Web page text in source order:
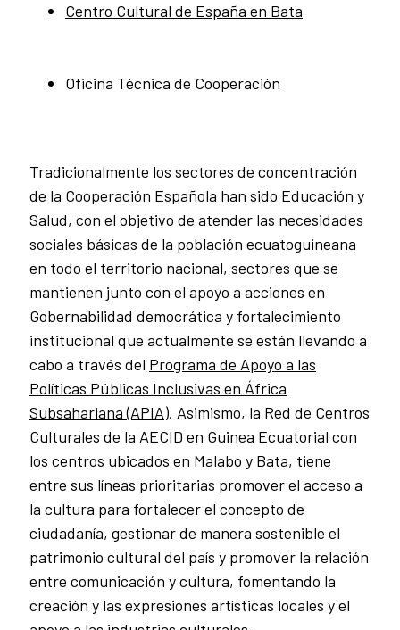
Centro Cultural de España en Bata
Oficina Técnica de Cooperación
Tradicionalmente los sectores de concentración
de la Cooperación Española han sido Educación y
Salud, con el objetivo de atender las necesidades
sociales básicas de la población ecuatoguineana
en todo el territorio nacional, sectores que se
mantienen junto con el apoyo a acciones en
Gobernabilidad democrática y fortalecimiento
institucional que actualmente se están llevando a
cabo a través del Programa de Apoyo a las
Políticas Públicas Inclusivas en África
Subsahariana (APIA). Asimismo, la Red de Centros
Culturales de la AECID en Guinea Ecuatorial con
los centros ubicados en Malabo y Bata, tiene
entre sus líneas prioritarias promover el acceso a
la cultura para fortalecer el concepto de
ciudadanía, gestionar de manera sostenible el
patrimonio cultural del país y promover la relación
entre comunicación y cultura, fomentando la
creación y las expresiones artísticas locales y el